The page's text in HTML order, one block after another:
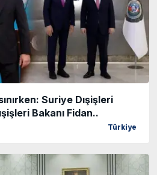
Suriye Dışişleri
Bakanı Fidan..
Türkiye